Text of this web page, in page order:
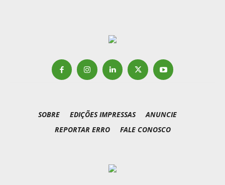
SOBRE EDIÇÕES IMPRESSAS
ANUNCIE
REPORTAR ERRO
FALE CONOSCO